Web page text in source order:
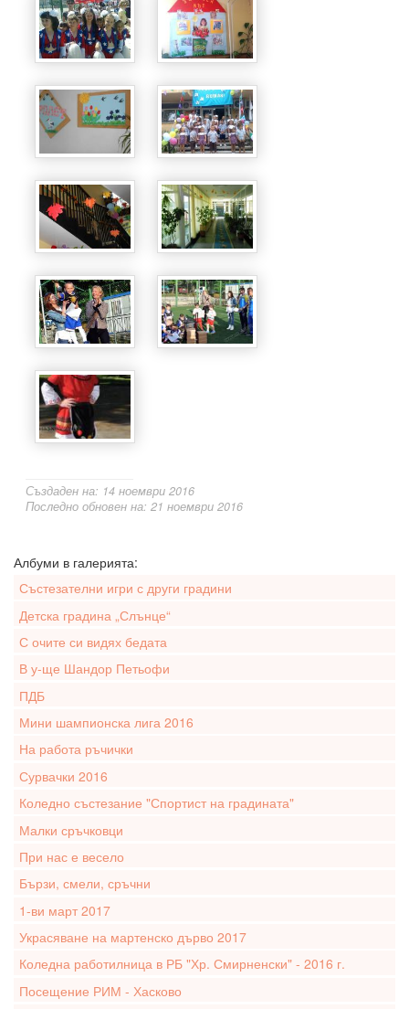
Създаден на: 14 ноември 2016
Последно обновен на: 21 ноември 2016
Албуми в галерията:
Състезателни игри с други градини
Детска градина „Слънце“
С очите си видях бедата
В у-ще Шандор Петьофи
ПДБ
Мини шампионска лига 2016
На работа ръчички
Сурвачки 2016
Коледно състезание "Спортист на градината"
Малки сръчковци
При нас е весело
Бързи, смели, сръчни
1-ви март 2017
Украсяване на мартенско дърво 2017
Коледна работилница в РБ "Хр. Смирненски" - 2016 г.
Посещение РИМ - Хасково